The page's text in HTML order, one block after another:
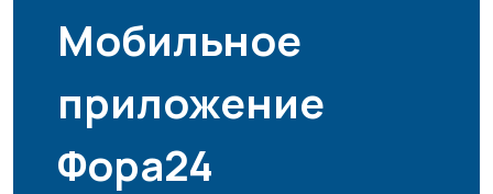
Мобильное
приложение
Фора24